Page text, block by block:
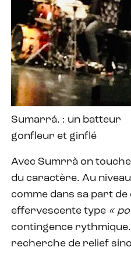
Sumarrá. : un batteur
gonfleur et ginflé
Avec Sumrrà on
du caractère. Au
comme dans sa part
effervescente type «
contingence
recherche de relief